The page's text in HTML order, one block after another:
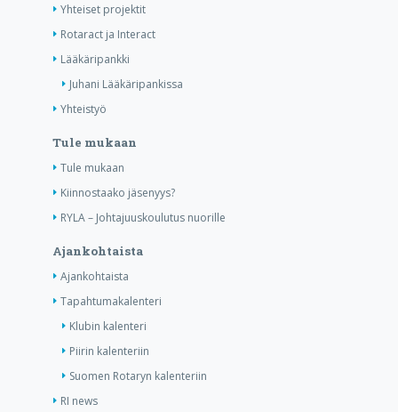
Yhteiset projektit
Rotaract ja Interact
Lääkäripankki
Juhani Lääkäripankissa
Yhteistyö
Tule mukaan
Tule mukaan
Kiinnostaako jäsenyys?
RYLA – Johtajuuskoulutus nuorille
Ajankohtaista
Ajankohtaista
Tapahtumakalenteri
Klubin kalenteri
Piirin kalenteriin
Suomen Rotaryn kalenteriin
RI news